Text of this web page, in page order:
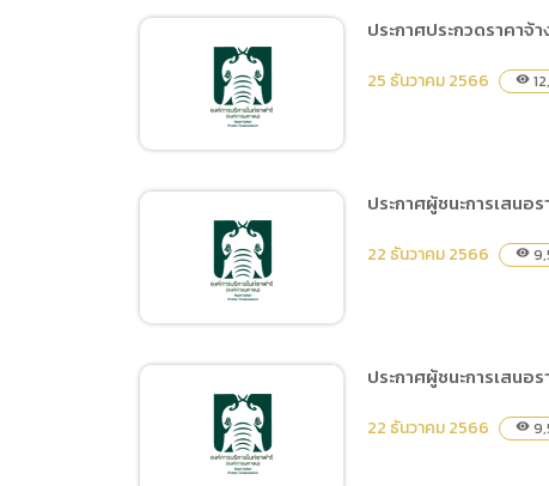
จำนวน 4 รายการ โดยวิธี
เฉพาะเจาะจง
ประกาศผู้ชนะการเสนอราคา
ประกวดราคาจ้างก่อสร้าง
โรงเก็บกล่องขนย้าย ด้วย
วิธีประกวดราคา
อิเล็กทรอนิกส์ (e-bidding)
ประกาศประกวดราคาจ้าง
ก่อสร้างปรับปรุงพื้นที่และ
ก่อสร้างเพื่อรองรับกิจกรรม
Family Zone ด้วยวิธี
ประกวดราคาอิเล็กทรอนิกส์
(e-bidding)
ประกาศประกวดราคา
25 ธันวาคม 2566 visibility
ประกาศผู้ชนะการเสนอราคา
ซื้อไม้ดอก ไม้ประดับ จำนวน
29 รายการ โดยวิธีเฉพาะ
ประกาศผู้ชนะการเสนอ
22 ธันวาคม 2566 visibility
ประกาศผู้ชนะการเสนอ
22 ธันวาคม 2566 visibility